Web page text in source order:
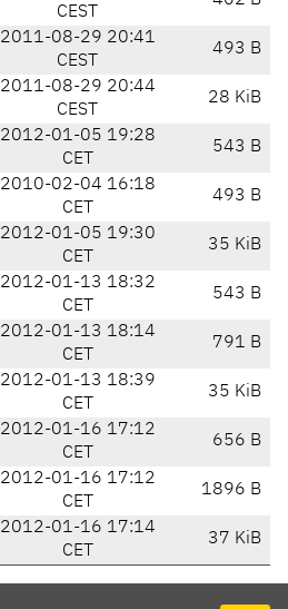
CEST
2011-08-29 20:41
CEST
493 B
2011-08-29 20:44
CEST
28 KiB
2012-01-05 19:28
CET
543 B
2010-02-04 16:18
CET
493 B
2012-01-05 19:30
CET
35 KiB
2012-01-13 18:32
CET
543 B
2012-01-13 18:14
CET
791 B
2012-01-13 18:39
CET
35 KiB
2012-01-16 17:12
CET
656 B
2012-01-16 17:12
CET
1896 B
2012-01-16 17:14
CET
37 KiB